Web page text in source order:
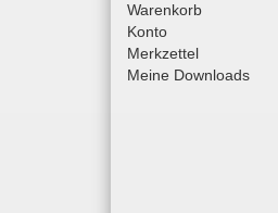
Warenkorb
Konto
Merkzettel
Meine Downloads